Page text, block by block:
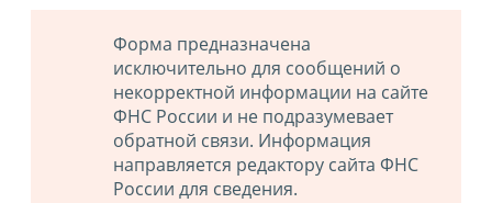
Форма предназначена
исключительно для сообщений о
некорректной информации на сайте
ФНС России и не подразумевает
обратной связи. Информация
направляется редактору сайта ФНС
России для сведения.